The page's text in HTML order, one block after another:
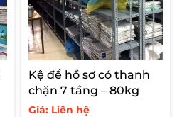
Kệ để hồ sơ có thanh
chặn 7 tầng – 80kg
Giá: Liên hệ